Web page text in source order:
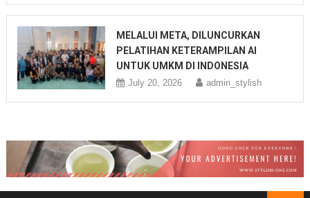
MELALUI META, DILUNCURKAN
PELATIHAN KETERAMPILAN AI
UNTUK UMKM DI INDONESIA
July 20, 2026 admin_stylish